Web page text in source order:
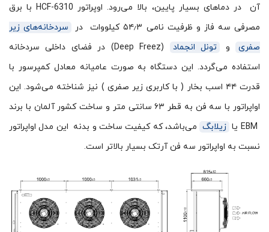
آن در دماهای بسیار پایین، بالا می‌رود. اوپراتور HCF-6310 با برق
مصرفی سه فاز و ظرفیت نامی ۵۴٫۳ کیلووات در
سردخانه‌های زیر
صفری
و تونل انجماد
(Deep Freez) در فضای داخلی سردخانه
استفاده می‌گردد. این دستگاه به صورت عامیانه معادل کمپرسور با
قدرت ۴۴ اسب بخار ( با کاربری زیر صفری ) نیز شناخته می‌شود. این
اواپراتور با سه فن به قطر ۶۳ سانتی متر و ساخت کشور آلمان با برند
زیلابگ می‌باشد، که کیفیت ساخت و بدنه این مدل اواپراتور
نسبت به اواپراتور سه فن آرتک بسیار بالاتر است.